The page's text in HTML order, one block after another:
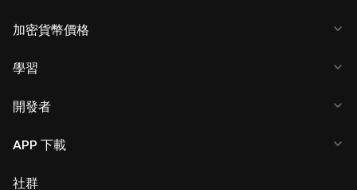
加密貨幣價格
學習
開發者
APP 下載
社群